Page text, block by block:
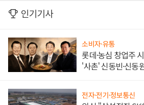
인기기사
소비자·유통
롯데·농심 창업주
'사촌' 신동빈·신동
전자·전기·정보통신